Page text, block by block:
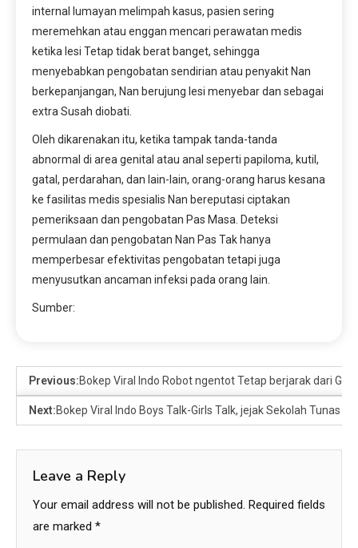
internal lumayan melimpah kasus, pasien sering
meremehkan atau enggan mencari perawatan medis
ketika lesi Tetap tidak berat banget, sehingga
menyebabkan pengobatan sendirian atau penyakit Nan
berkepanjangan, Nan berujung lesi menyebar dan sebagai
extra Susah diobati.
Oleh dikarenakan itu, ketika tampak tanda-tanda
abnormal di area genital atau anal seperti papiloma, kutil,
gatal, perdarahan, dan lain-lain, orang-orang harus kesana
ke fasilitas medis spesialis Nan bereputasi ciptakan
pemeriksaan dan pengobatan Pas Masa. Deteksi
permulaan dan pengobatan Nan Pas Tak hanya
memperbesar efektivitas pengobatan tetapi juga
menyusutkan ancaman infeksi pada orang lain.
Sumber:
Previous:Bokep Viral Indo Robot ngentot Tetap berjarak dari
Next:Bokep Viral Indo Boys Talk-Girls Talk, jejak Sekolah Tunas
Leave a Reply
Your email address will not be published. Required fields
are marked *